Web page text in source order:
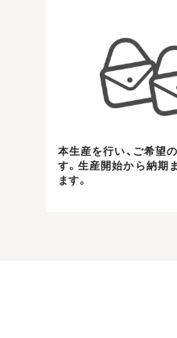
本生産を行い、ご希望
す。生産開始から納期
ます。